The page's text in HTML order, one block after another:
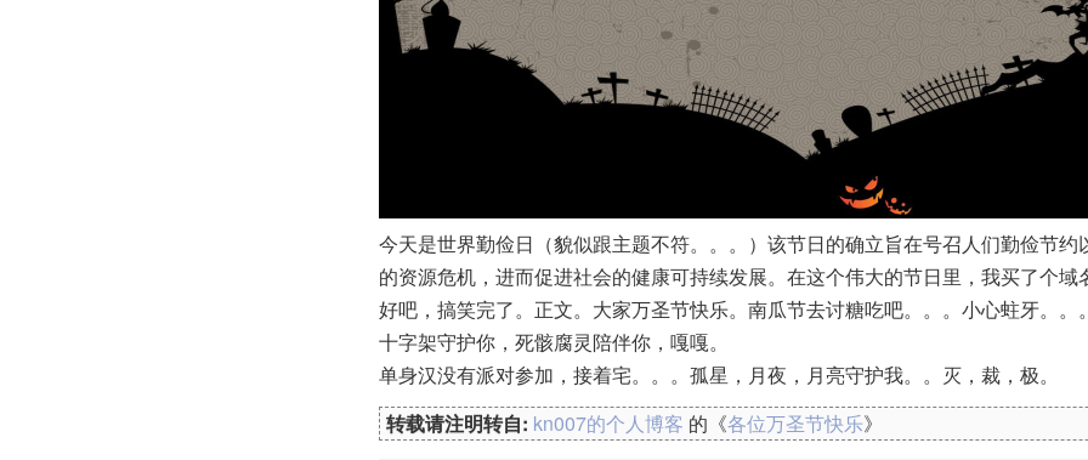
今天是世界勤俭日（貌似跟主题不符。。。）该节日的确立旨在号召人们勤俭节约
的资源危机，进而促进社会的健康可持续发展。在这个伟大的节日里，我买了个域
好吧，搞笑完了。正文。大家万圣节快乐。南瓜节去讨糖吃吧。。。小心蛀牙。。
十字架守护你，死骸腐灵陪伴你，嘎嘎。
单身汉没有派对参加，接着宅。。。孤星，月夜，月亮守护我。。灭，裁，极。
转载请注明转自: kn007的个人博客 的《各位万圣节快乐》